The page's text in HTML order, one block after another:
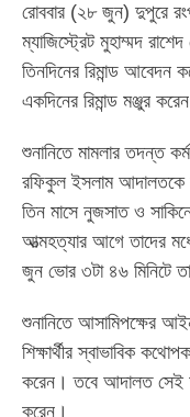
রোববার (২৮ জুন) দুপুরে
ম্যাজিস্ট্রেট মুহাম্মদ
তিনদিনের রিমান্ড
একদিনের রিমান্ড মঞ্জুর
শুনানিতে মামলার তদন্ত
রফিকুল ইসলাম আদালতকে
তিন মাসে নুজসাত ও
আত্মহত্যার আগে তাদের
জুন ভোর ৩টা ৪৬ মিনিটে
শুনানিতে আসামিপক্ষের
শিক্ষার্থীর স্বাভাবিক
করেন। তবে আদালত সেই
করেন।